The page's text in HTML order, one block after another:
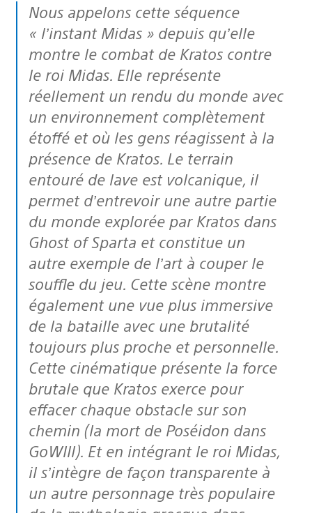
Nous appelons cette séquence
« l’instant Midas » depuis qu’elle
montre le combat de Kratos contre
le roi Midas. Elle représente
réellement un rendu du monde avec
un environnement complètement
étoffé et où les gens réagissent à la
présence de Kratos. Le terrain
entouré de lave est volcanique, il
permet d’entrevoir une autre partie
du monde explorée par Kratos dans
Ghost of Sparta et constitue un
autre exemple de l’art à couper le
souffle du jeu. Cette scène montre
également une vue plus immersive
de la bataille avec une brutalité
toujours plus proche et personnelle.
Cette cinématique présente la force
brutale que Kratos exerce pour
effacer chaque obstacle sur son
chemin (la mort de Poséidon dans
GoWIII). Et en intégrant le roi Midas,
il s’intègre de façon transparente à
un autre personnage très populaire